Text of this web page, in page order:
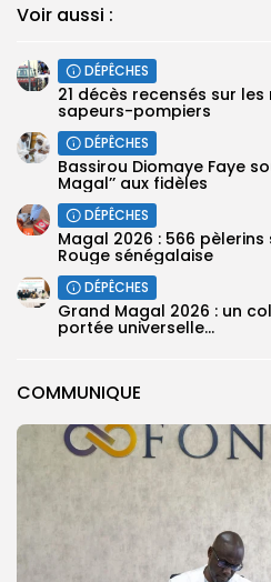
COMMUNIQUE
Voir aussi :
DÉPÊCHES
21 décès recensés sur
sapeurs-pompiers
DÉPÊCHES
Bassirou Diomaye Faye
Magal’’ aux fidèles
DÉPÊCHES
Magal 2026 : 566
Rouge sénégalaise
DÉPÊCHES
Grand Magal 2026 : un
portée universelle...